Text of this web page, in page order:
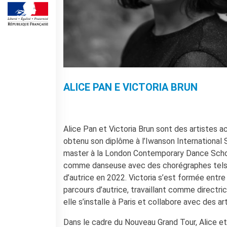
Operazioni artistiche
CINÉMA ET AUDIOVISUEL
Fuori Sala
La Francia al Cinema
LIVRES
INNOVATION
Étudier en France
Doubles diplômes
Soutien à la recherche et
l'innovation
YEP - Young Entrepreneurs
Programme
ALICE PAN E VICTORIA BRUN
Alice Pan et Victoria Brun sont des artistes
obtenu son diplôme à l’Iwanson
master à la London Contemporary Dance
comme danseuse avec des chorégraphes
d’autrice en 2022. Victoria s’est formée
parcours d’autrice, travaillant comme
elle s’installe à Paris et collabore avec des
Dans le cadre du Nouveau Grand Tour, Alice